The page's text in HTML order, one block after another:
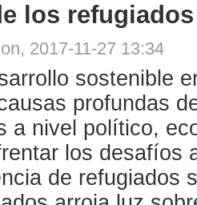
los
2017-11-27 13:34
sostenible
profundas
a nivel político,
los desafíos
de refugiados